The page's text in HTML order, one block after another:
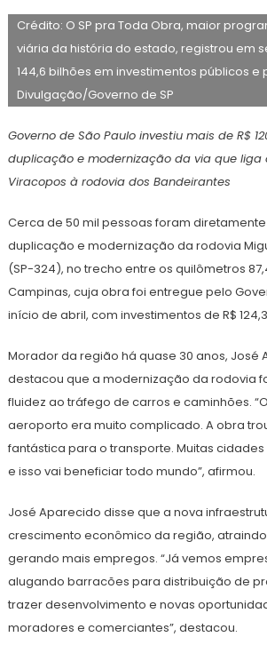
maio
de
Crédito: O SP pra Toda Obra, maior
viária da história do estado, registrou em
144,6 bilhões em investimentos públicos e
Divulgação/Governo de SP
Governo de São Paulo investiu mais de R$
duplicação e modernização da via que liga
Viracopos à rodovia dos Bandeirantes
Cerca de 50 mil pessoas foram
duplicação e modernização da rodovia
(SP-324), no trecho entre os quilômetros
Campinas, cuja obra foi entregue pelo
início de abril, com investimentos de R$
Morador da região há quase 30 anos, José
destacou que a modernização da rodovia
fluidez ao tráfego de carros e caminhões.
aeroporto era muito complicado. A obra
fantástica para o transporte. Muitas
e isso vai beneficiar todo mundo”, afirmou.
José Aparecido disse que a nova
crescimento econômico da região,
gerando mais empregos. “Já vemos
alugando barracões para distribuição de
trazer desenvolvimento e novas
moradores e comerciantes”, destacou.